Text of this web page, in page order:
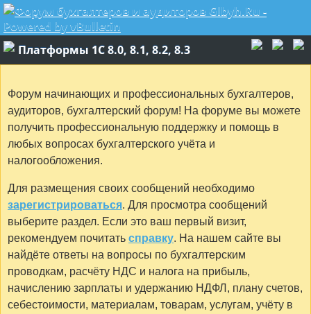
Платформы 1C 8.0, 8.1, 8.2, 8.3
Форум начинающих и профессиональных бухгалтеров,
аудиторов, бухгалтерский форум! На форуме вы можете
получить профессиональную поддержку и помощь в
любых вопросах бухгалтерского учёта и
налогообложения.
Для размещения своих сообщений необходимо
зарегистрироваться. Для просмотра сообщений
выберите раздел. Если это ваш первый визит,
рекомендуем почитать справку. На нашем сайте вы
найдёте ответы на вопросы по бухгалтерским
проводкам, расчёту НДС и налога на прибыль,
начислению зарплаты и удержанию НДФЛ, плану счетов,
себестоимости, материалам, товарам, услугам, учёту в